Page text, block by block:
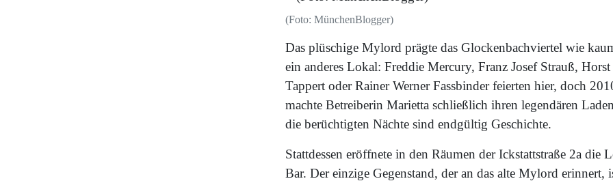
(Foto: MünchenBlogger)
Das plüschige Mylord prägte das Glockenbachviertel wie
ein anderes Lokal: Freddie Mercury, Franz Josef Strauß, Horst
Tappert oder Rainer Werner Fassbinder feierten hier, doch
machte Betreiberin Marietta schließlich ihren legendären
die berüchtigten Nächte sind endgültig Geschichte.
Stattdessen eröffnete in den Räumen der Ickstattstraße 2a die
Bar. Der einzige Gegenstand, der an das alte Mylord erinnert,